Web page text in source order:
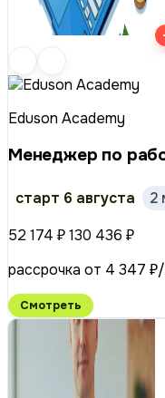
Eduson Academy
Менеджер по
старт 6 августа
2
52 174 ₽130 436 ₽
рассрочка от 4 347
Смотреть